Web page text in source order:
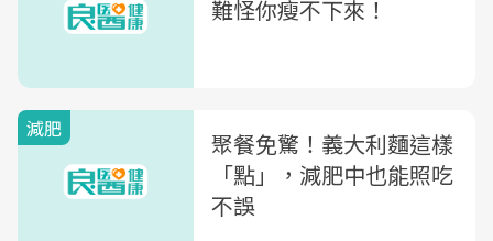
難怪你瘦不下來！
減肥
聚餐免驚！義大利麵這樣
「點」，減肥中也能照吃
不誤